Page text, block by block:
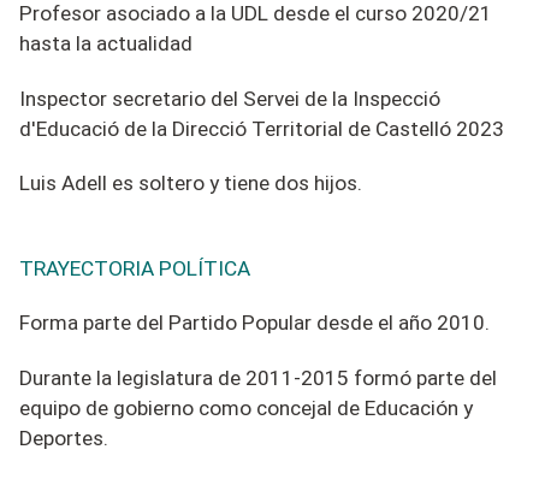
Profesor asociado a la UDL desde el curso 2020/21
hasta la actualidad
Inspector secretario del Servei de la Inspecció
d'Educació de la Direcció Territorial de Castelló 2023
Luis Adell es soltero y tiene dos hijos.
TRAYECTORIA POLÍTICA
Forma parte del Partido Popular desde el año 2010.
Durante la legislatura de 2011-2015 formó parte del
equipo de gobierno como concejal de Educación y
Deportes.